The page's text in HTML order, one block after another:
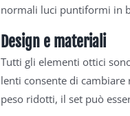
normali luci puntiformi in
Design e materiali
Tutti gli elementi ottici
lenti consente di
peso ridotti, il set può